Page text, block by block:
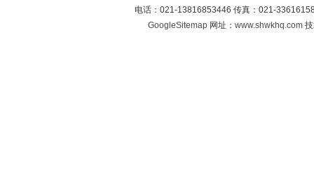
电话：021-13816853446 传真：021-
GoogleSitemap 网址：www.shwkhq.com